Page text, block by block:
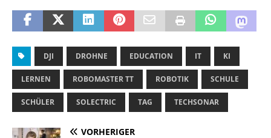
DJI DROHNE EDUCATION IT KI
LERNEN ROBOMASTER TT ROBOTIK SCHULE
SCHÜLER SOLECTRIC TAG TECHSONAR
VORHERIGER